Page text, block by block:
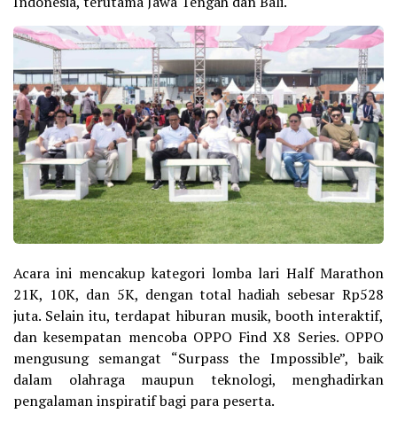
Acara ini mencakup kategori lomba lari Half Marathon
21K, 10K, dan 5K, dengan total hadiah sebesar Rp528
juta. Selain itu, terdapat hiburan musik, booth interaktif,
dan kesempatan mencoba OPPO Find X8 Series. OPPO
mengusung semangat “Surpass the Impossible”, baik
dalam olahraga maupun teknologi, menghadirkan
pengalaman inspiratif bagi para peserta.